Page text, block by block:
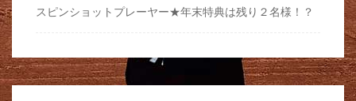
スピンショットプレーヤー★年末特典は残り２名様！？